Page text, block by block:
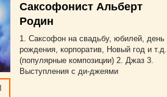
Саксофонист Альберт
Родин
1. Саксофон на свадьбу, юбилей, день
рождения, корпоратив, Новый год и т.д.
(популярные композиции) 2. Джаз 3.
Выступления с ди-джеями